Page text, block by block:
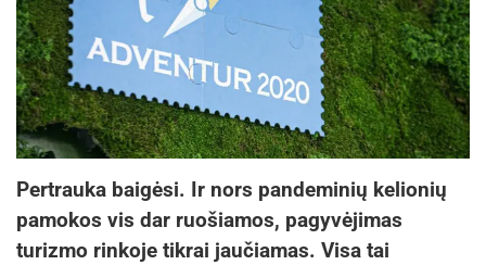
Pertrauka baigėsi. Ir nors pandeminių kelionių
pamokos vis dar ruošiamos, pagyvėjimas
turizmo rinkoje tikrai jaučiamas. Visa tai